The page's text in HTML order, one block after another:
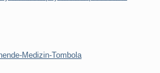
Medizin-Tombola